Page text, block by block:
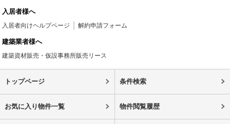
入居者様へ
入居者向けヘルプページ 解約申請フォーム
建築業者様へ
建築資材販売・仮設事務所販売リース
トップページ 条件検索
お気に入り物件一覧 物件閲覧履歴